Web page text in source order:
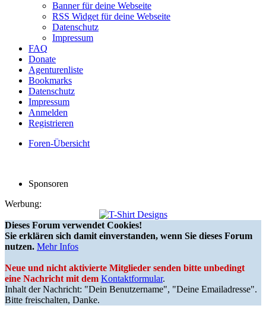
Banner für deine Webseite
RSS Widget für deine Webseite
Datenschutz
Impressum
FAQ
Donate
Agenturenliste
Bookmarks
Datenschutz
Impressum
Anmelden
Registrieren
Foren-Übersicht
Sponsoren
Werbung:
Dieses Forum verwendet Cookies!
Sie erklären sich damit einverstanden, wenn Sie dieses Forum
nutzen. Mehr Infos
Neue und nicht aktivierte Mitglieder senden bitte unbedingt
eine Nachricht mit dem Kontaktformular.
Inhalt der Nachricht: "Dein Benutzername", "Deine Emailadresse".
Bitte freischalten, Danke.